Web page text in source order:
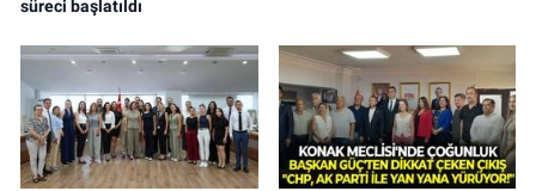
süreci başlatıldı